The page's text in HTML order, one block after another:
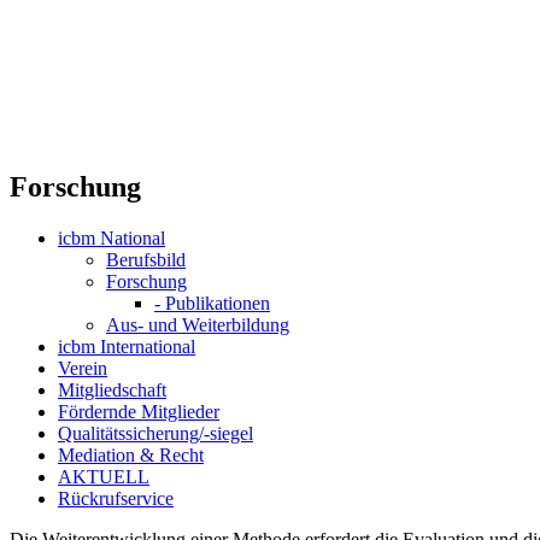
Forschung
icbm National
Berufsbild
Forschung
- Publikationen
Aus- und Weiterbildung
icbm International
Verein
Mitgliedschaft
Fördernde Mitglieder
Qualitätssicherung/-siegel
Mediation & Recht
AKTUELL
Rückrufservice